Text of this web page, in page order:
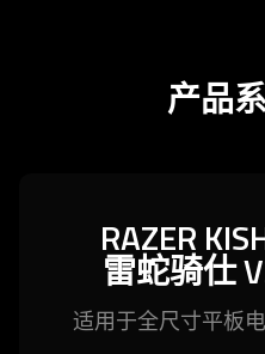
产品
RAZER
雷蛇骑仕
适用于全尺寸平板